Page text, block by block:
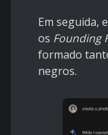
Em seguida,
os Founding
formado
negros.